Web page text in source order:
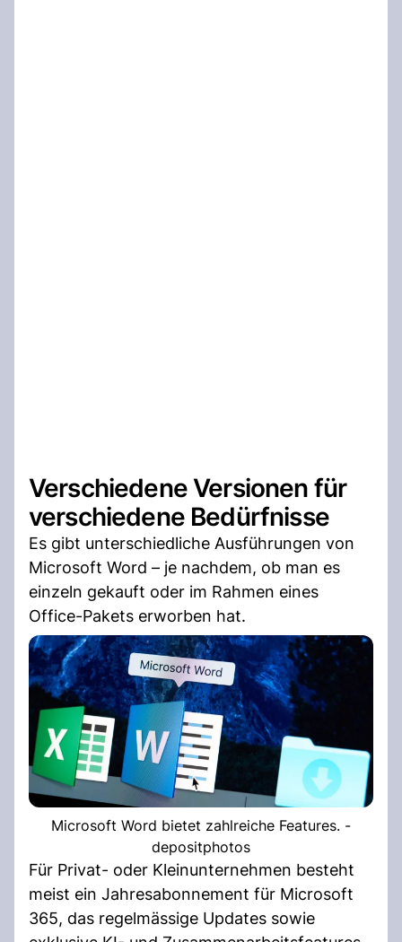
Verschiedene Versionen für
verschiedene Bedürfnisse
Es gibt unterschiedliche Ausführungen von
Microsoft Word – je nachdem, ob man es
einzeln gekauft oder im Rahmen eines
Office-Pakets erworben hat.
Microsoft Word bietet zahlreiche Features. -
depositphotos
Für Privat- oder Kleinunternehmen besteht
meist ein Jahresabonnement für Microsoft
365, das regelmässige Updates sowie